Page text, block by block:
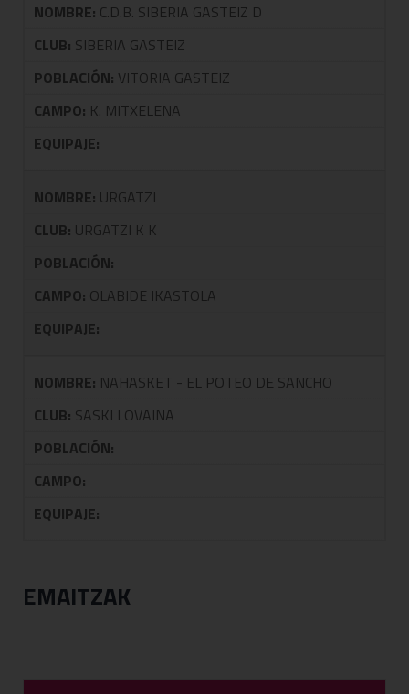
NOMBRE: C.D.B. SIBERIA GASTEIZ D
CLUB: SIBERIA GASTEIZ
POBLACIÓN: VITORIA GASTEIZ
CAMPO: K. MITXELENA
EQUIPAJE:
NOMBRE: URGATZI
CLUB: URGATZI K K
POBLACIÓN:
CAMPO: OLABIDE IKASTOLA
EQUIPAJE:
NOMBRE: NAHASKET - EL POTEO DE SANCHO
CLUB: SASKI LOVAINA
POBLACIÓN:
CAMPO:
EQUIPAJE:
EMAITZAK